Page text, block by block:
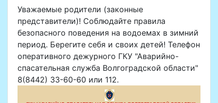
Уважаемые родители (законные
представители)! Соблюдайте правила
безопасного поведения на водоемах в зимний
период. Берегите себя и своих детей! Телефон
оперативного дежурного ГКУ "Аварийно-
спасательная служба Волгоградской области"
8(8442) 33-60-60 или 112.